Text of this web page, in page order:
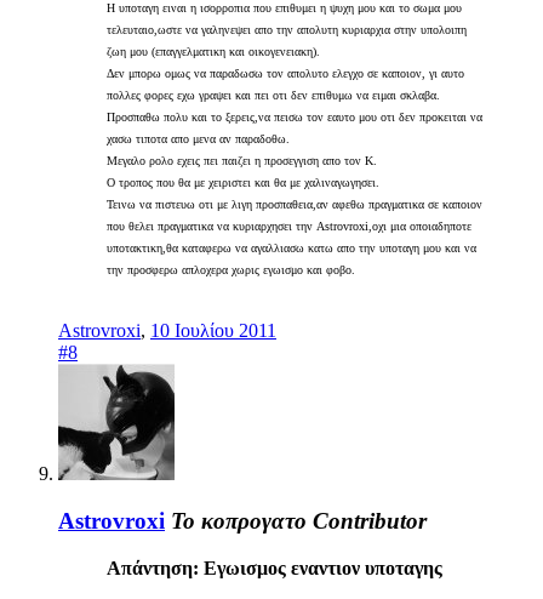
Η υποταγη ειναι η ισορροπια που επιθυμει η ψυχη μου και το σωμα μου
τελευταιο,ωστε να γαληνεψει απο την απολυτη κυριαρχια στην υπολοιπη
ζωη μου (επαγγελματικη και οικογενειακη).
Δεν μπορω ομως να παραδωσω τον απολυτο ελεγχο σε καποιον, γι αυτο
πολλες φορες εχω γραψει και πει οτι δεν επιθυμω να ειμαι σκλαβα.
Προσπαθω πολυ και το ξερεις,να πεισω τον εαυτο μου οτι δεν προκειται να
χασω τιποτα απο μενα αν παραδοθω.
Μεγαλο ρολο εχεις πει παιζει η προσεγγιση απο τον Κ.
Ο τροπος που θα με χειριστει και θα με χαλιναγωγησει.
Τεινω να πιστευω οτι με λιγη προσπαθεια,αν αφεθω πραγματικα σε καποιον
που θελει πραγματικα να κυριαρχησει την Astrovroxi,οχι μια οποιαδηποτε
υποτακτικη,θα καταφερω να αγαλλιασω κατω απο την υποταγη μου και να
την προσφερω απλοχερα χωρις εγωισμο και φοβο.
Astrovroxi, 10 Ιουλίου 2011
#8
Astrovroxi Το κοπρογατο Contributor
Απάντηση: Εγωισμος εναντιον υποταγης